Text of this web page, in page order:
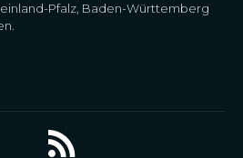
Pfalz, Baden-Württemberg